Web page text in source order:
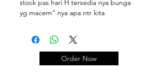
stock pas hari H tersedia nya bunga
yg macem" nya apa ntr kita
mix: import & lokal.
Belum tentu sama persis spt foto
contoh yaa, kalian cukup pilih tone
warna bunga dan wrappingnya saja,
Order Now